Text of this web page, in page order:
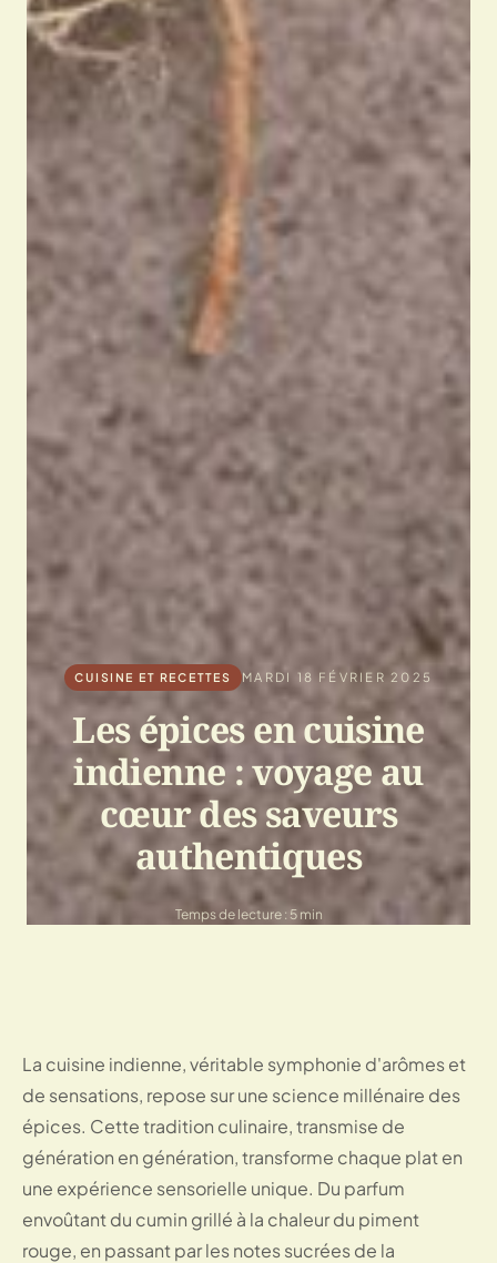
CUISINE ET RECETTES MARDI 18 FÉVRIER 2025
Les épices en cuisine
indienne : voyage au
cœur des saveurs
authentiques
Temps de lecture : 5 min
La cuisine indienne, véritable symphonie d'arômes et
de sensations, repose sur une science millénaire des
épices. Cette tradition culinaire, transmise de
génération en génération, transforme chaque plat en
une expérience sensorielle unique. Du parfum
envoûtant du cumin grillé à la chaleur du piment
rouge, en passant par les notes sucrées de la